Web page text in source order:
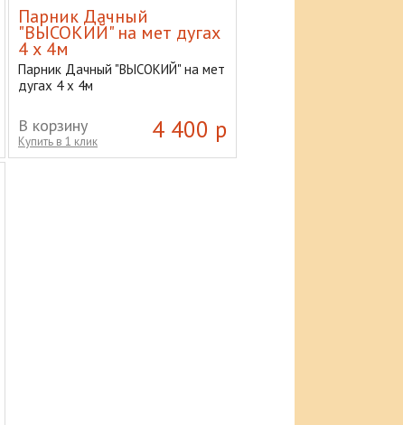
Парник Дачный
"ВЫСОКИЙ" на мет дугах
4 х 4м
Парник Дачный "ВЫСОКИЙ" на мет
дугах 4 х 4м
4 400 р
В корзину
Купить в 1 клик